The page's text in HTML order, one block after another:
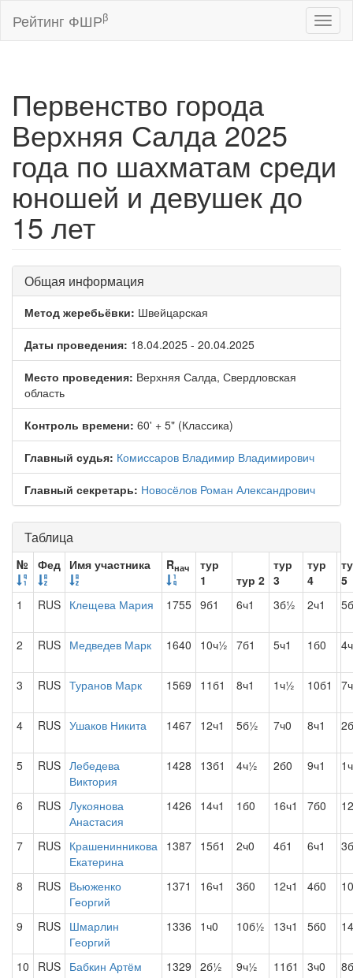
Рейтинг ФШРβ
Первенство города
Верхняя Салда 2025
года по шахматам среди
юношей и девушек до
15 лет
Общая информация
Метод жеребьёвки: Швейцарская
Даты проведения: 18.04.2025 - 20.04.2025
Место проведения: Верхняя Салда, Свердловская
область
Контроль времени: 60' + 5" (Классика)
Главный судья: Комиссаров Владимир Владимирович
Главный секретарь: Новосёлов Роман Александрович
Таблица
№ Фед Имя участника Rнач
тур
1
тур 2
тур
3
тур
4
5
1
RUS Клещева Мария 1755 9б1 6ч1 3б½ 2ч1
2 RUS Медведев Марк 1640 10ч½ 7б1 5ч1 1б0
3 RUS Туранов Марк 1569 11б1 8ч1 1ч½ 10б1
4 RUS Ушаков Никита 1467 12ч1 5б½ 7ч0 8ч1
5 RUS Лебедева
Виктория
1428 13б1 4ч½ 2б0 9ч1
6 RUS Лукоянова
Анастасия
1426 14ч1 1б0 16ч1 7б0
7 RUS Крашенинникова
Екатерина
1387 15б1 2ч0 4б1 6ч1
8 RUS Вьюженко
Георгий
1371 16ч1 3б0 12ч1 4б0
9 RUS Шмарлин
Георгий
1336 1ч0 10б½ 13ч1 5б0
10 RUS Бабкин Артём 1329 2б½ 9ч½ 11б1 3ч0